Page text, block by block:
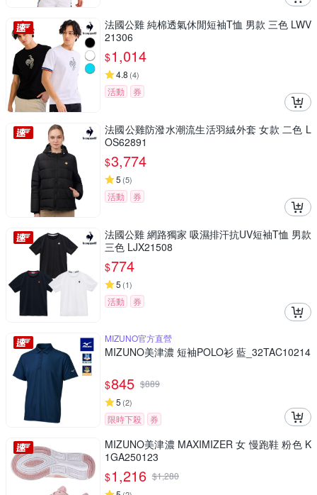
法國公雞 純棉透氣休閒短袖T恤 男款 三色 LWV
21306
$1,014
4.8 (4)
活動 券
法國公雞防潑水潮流生活羽絨外套 女款 二色 L
OS62891
$3,774
5 (5)
活動 券
法國公雞 網路獨家 吸濕排汗抗UV短袖T恤 男款
三色 LJX21508
$774
5 (1)
活動 券
MIZUNO官方直營
MIZUNO美津濃 短袖POLO衫 藍_32TAC10214
$845 $889
5 (2)
限時下殺 券
MIZUNO美津濃 MAXIMIZER 女 慢跑鞋 粉色 K
1GA250123
$1,216 $1,280